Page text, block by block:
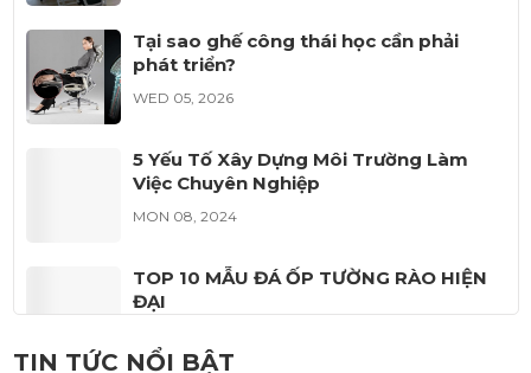
Tại sao ghế công thái học cần phải
phát triển?
WED 05, 2026
5 Yếu Tố Xây Dựng Môi Trường Làm
Việc Chuyên Nghiệp
MON 08, 2024
TOP 10 MẪU ĐÁ ỐP TƯỜNG RÀO HIỆN
ĐẠI
TIN TỨC NỔI BẬT